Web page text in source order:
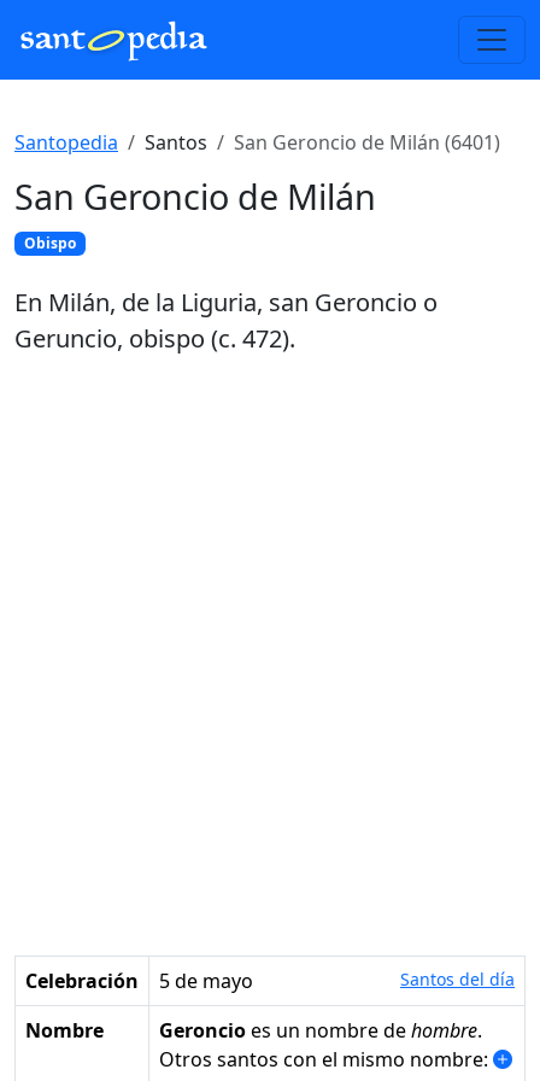
Santopedia Santos San Geroncio de Milán (6401)
San Geroncio de Milán
Obispo
En Milán, de la Liguria, san Geroncio o
Geruncio, obispo (c. 472).
Celebración 5 de mayo Santos del día
Nombre Geroncioes un nombre dehombre.
Otros santos con el mismo nombre: